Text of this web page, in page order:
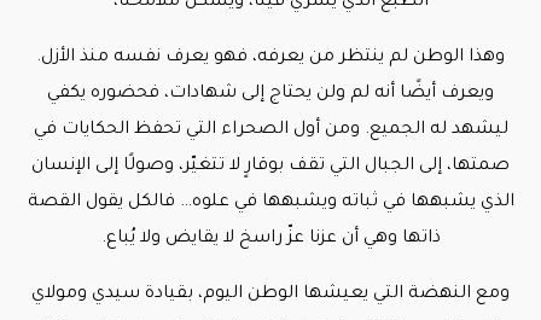
وهذا الوطن لم ينتظر من يعرفه، فهو يعرف نفسه منذ الأزل.
ويعرف أيضًا أنه لم ولن يحتاج إلى شهادات، فحضوره يكفي
ليشهد له الجميع. ومن أول الصحراء التي تحفظ الحكايات في
صمتها، إلى الجبال التي تقف بوقارٍ لا تتغيّر، وصولًا إلى الإنسان
الذي يشبهها في ثباته ويشبهها في علوه… فالكل يقول القصة
ذاتها وهي أن عزنا عزّ راسخ لا يقايض ولا يُباع.
ومع النهضة التي يعيشها الوطن اليوم، بقيادة سيدي ومولاي